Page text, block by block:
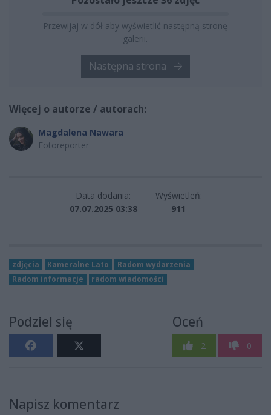
Przewijaj w dół aby wyświetlić następną stronę
galerii.
Następna strona
Więcej o autorze / autorach:
Magdalena Nawara
Fotoreporter
Data dodania:
07.07.2025 03:38
Wyświetleń:
911
zdjęcia Kameralne Lato
Radom wydarzenia
Radom informacje
radom wiadomości
Podziel się Oceń
2 0
Napisz komentarz